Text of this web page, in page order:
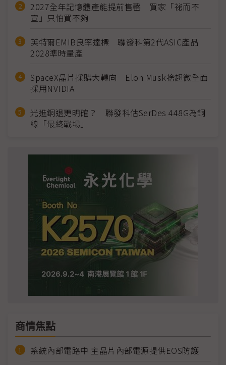
2027全年記憶體產能提前售罄 買家「祕而不
宣」只怕買不夠
英特爾EMIB良率達標 聯發科第2代ASIC產品
2028準時量產
SpaceX晶片採購大轉向 Elon Musk捨超微全面
採用NVIDIA
光進銅退更明確？ 聯發科估SerDes 448G為銅
線「最終戰場」
商情焦點
系統內部電路中 主晶片內部電源提供EOS防護